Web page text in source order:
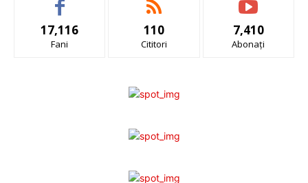
17,116
Fani
110
Cititori
7,410
Abonați